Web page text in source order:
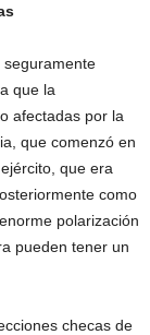
seguramente
que la
afectadas por la
que comenzó en
que era
como
polarización
pueden tener un
checas de